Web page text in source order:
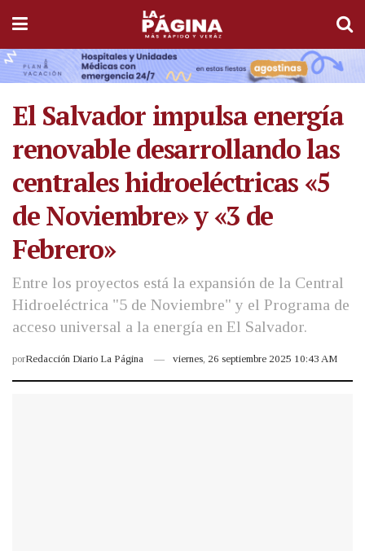
El Salvador impulsa energía
renovable desarrollando las
centrales hidroeléctricas «5
de Noviembre» y «3 de
Febrero»
Entre los proyectos está la expansión de la Central
Hidroeléctrica "5 de Noviembre" y el Programa de
acceso universal a la energía en El Salvador.
porRedacción Diario La Página viernes, 26 septiembre 2025 10:43 AM